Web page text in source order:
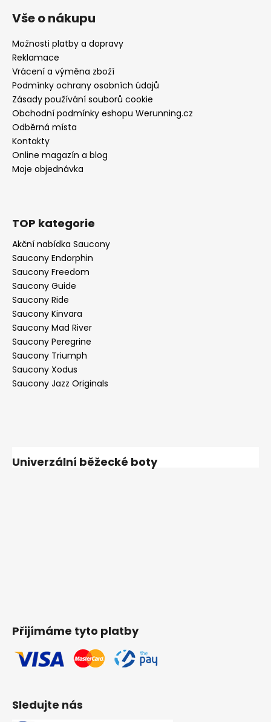
Vše o nákupu
Možnosti platby a dopravy
Reklamace
Vrácení a výměna zboží
Podmínky ochrany osobních údajů
Zásady používání souborů cookie
Obchodní podmínky eshopu Werunning.cz
Odběrná místa
Kontakty
Online magazín a blog
Moje objednávka
TOP kategorie
Akční nabídka Saucony
Saucony Endorphin
Saucony Freedom
Saucony Guide
Saucony Ride
Saucony Kinvara
Saucony Mad River
Saucony Peregrine
Saucony Triumph
Saucony Xodus
Saucony Jazz Originals
Univerzální běžecké boty
Přijímáme tyto platby
Sledujte nás